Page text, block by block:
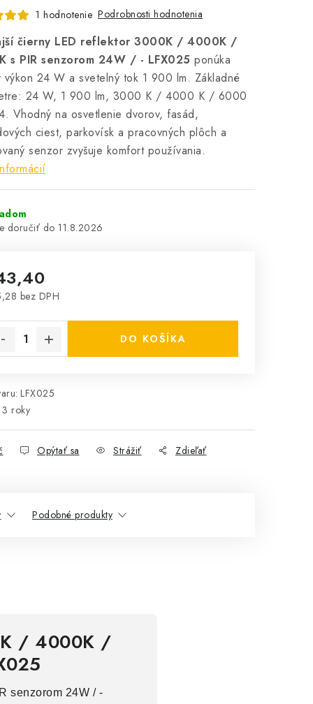
1 hodnotenie Podrobnosti hodnotenia
čierny LED reflektor 3000K / 4000K /
s PIR senzorom 24W / - LFX025 ponúka
výkon 24 W a svetelný tok 1 900 lm. Základné
24 W, 1 900 lm, 3000 K / 4000 K / 6000
Vhodný na osvetlenie dvorov, fasád,
ciest, parkovísk a pracovných plôch a
senzor zvyšuje komfort používania.
11.8.2026
bez DPH
DO KOŠÍKA
LFX025
3 roky
Opýtať sa Strážiť Zdieľať
Podobné produkty
/ 4000K /
senzorom 24W / -